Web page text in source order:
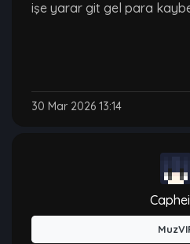
işe yarar git gel para
30 Mar 2026 13:14